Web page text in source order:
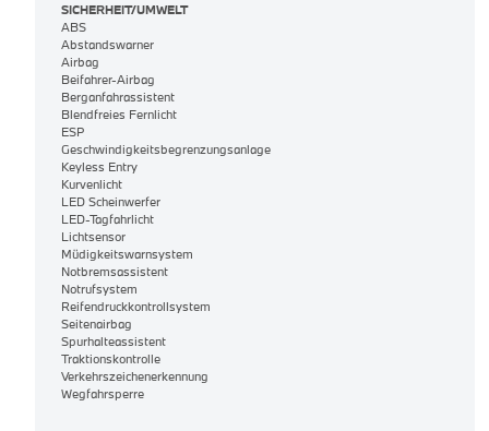
SICHERHEIT/UMWELT
ABS
Abstandswarner
Airbag
Beifahrer-Airbag
Berganfahrassistent
Blendfreies Fernlicht
ESP
Geschwindigkeitsbegrenzungsanlage
Keyless Entry
Kurvenlicht
LED Scheinwerfer
LED-Tagfahrlicht
Lichtsensor
Müdigkeitswarnsystem
Notbremsassistent
Notrufsystem
Reifendruckkontrollsystem
Seitenairbag
Spurhalteassistent
Traktionskontrolle
Verkehrszeichenerkennung
Wegfahrsperre